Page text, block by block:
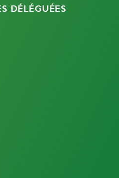
DÉLÉGUÉES